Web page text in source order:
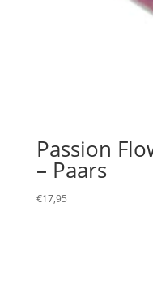
Passion
– Paars
€17,95